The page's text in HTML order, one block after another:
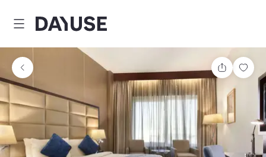
Dayuse
Partager